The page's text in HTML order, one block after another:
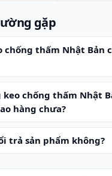
gặp
chống thấm Nhật Bản
keo chống thấm Nhật
hàng chưa?
trả sản phẩm không?